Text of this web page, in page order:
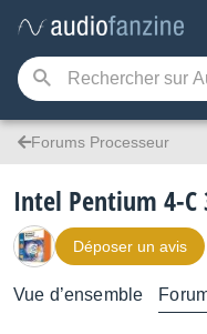
Forums Processeur
Intel Pentium 4-C
Déposer un avis
Vue d’ensemble